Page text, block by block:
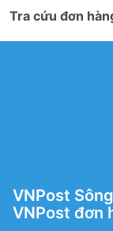
Tra cứu đơn
VNPost
VNPost đơn